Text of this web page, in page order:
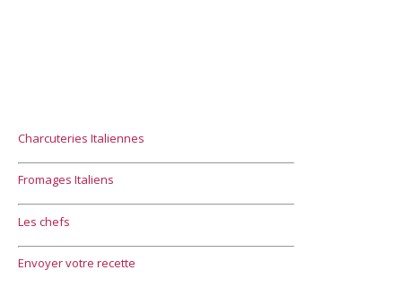
Charcuteries Italiennes
Fromages Italiens
Les chefs
Envoyer votre recette